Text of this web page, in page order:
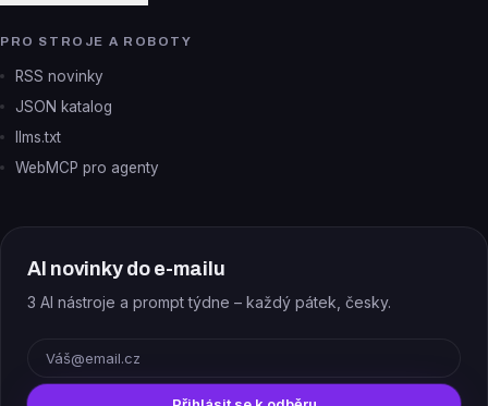
PRO STROJE A ROBOTY
RSS novinky
JSON katalog
llms.txt
WebMCP pro agenty
AI novinky do e-mailu
3 AI nástroje a prompt týdne – každý pátek, česky.